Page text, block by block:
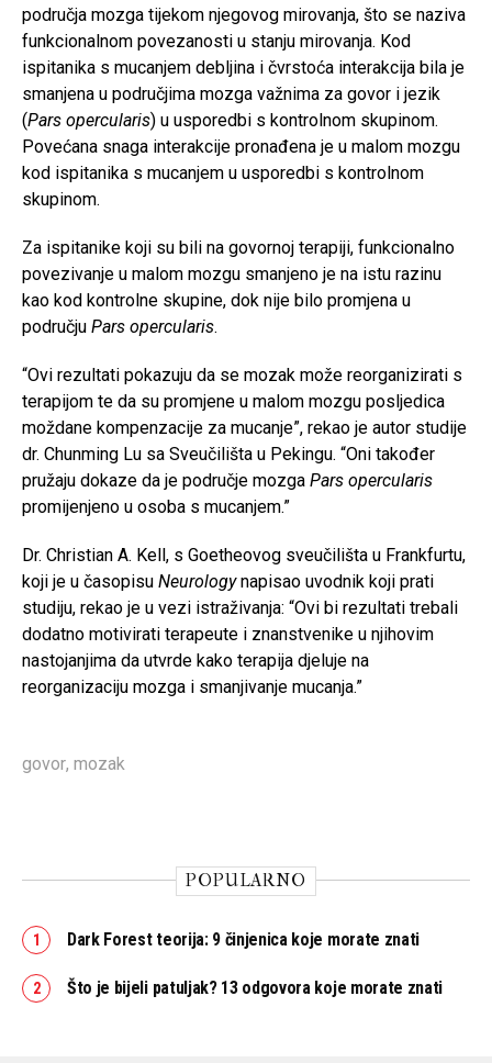
područja mozga tijekom njegovog mirovanja, što se naziva
funkcionalnom povezanosti u stanju mirovanja. Kod
ispitanika s mucanjem debljina i čvrstoća interakcija bila je
smanjena u područjima mozga važnima za govor i jezik
(Pars opercularis) u usporedbi s kontrolnom skupinom.
Povećana snaga interakcije pronađena je u malom mozgu
kod ispitanika s mucanjem u usporedbi s kontrolnom
skupinom.
Za ispitanike koji su bili na govornoj terapiji, funkcionalno
povezivanje u malom mozgu smanjeno je na istu razinu
kao kod kontrolne skupine, dok nije bilo promjena u
području Pars opercularis.
“Ovi rezultati pokazuju da se mozak može reorganizirati s
terapijom te da su promjene u malom mozgu posljedica
moždane kompenzacije za mucanje”, rekao je autor studije
dr. Chunming Lu sa Sveučilišta u Pekingu. “Oni također
pružaju dokaze da je područje mozga Pars opercularis
promijenjeno u osoba s mucanjem.”
Dr. Christian A. Kell, s Goetheovog sveučilišta u Frankfurtu,
koji je u časopisu Neurologynapisao uvodnik koji prati
studiju, rekao je u vezi istraživanja: “Ovi bi rezultati trebali
dodatno motivirati terapeute i znanstvenike u njihovim
nastojanjima da utvrde kako terapija djeluje na
reorganizaciju mozga i smanjivanje mucanja.”
govor, mozak
POPULARNO
Dark Forest teorija: 9 činjenica koje morate znati
Što je bijeli patuljak? 13 odgovora koje morate znati